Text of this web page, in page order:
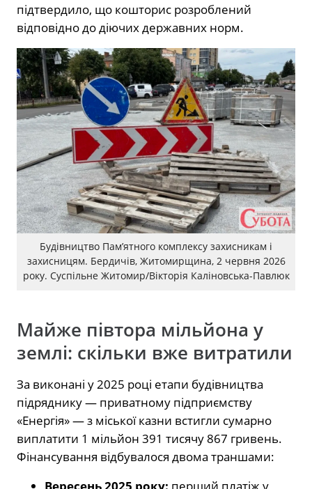
підтвердило, що кошторис розроблений
відповідно до діючих державних норм.
Будівництво Пам’ятного комплексу захисникам і
захисницям. Бердичів, Житомирщина, 2 червня 2026
року. Суспільне Житомир/Вікторія Каліновська-Павлюк
Майже півтора мільйона у
землі: скільки вже витратили
За виконані у 2025 році етапи будівництва
підряднику — приватному підприємству
«Енергія» — з міської казни встигли сумарно
виплатити 1 мільйон 391 тисячу 867 гривень.
Фінансування відбувалося двома траншами: